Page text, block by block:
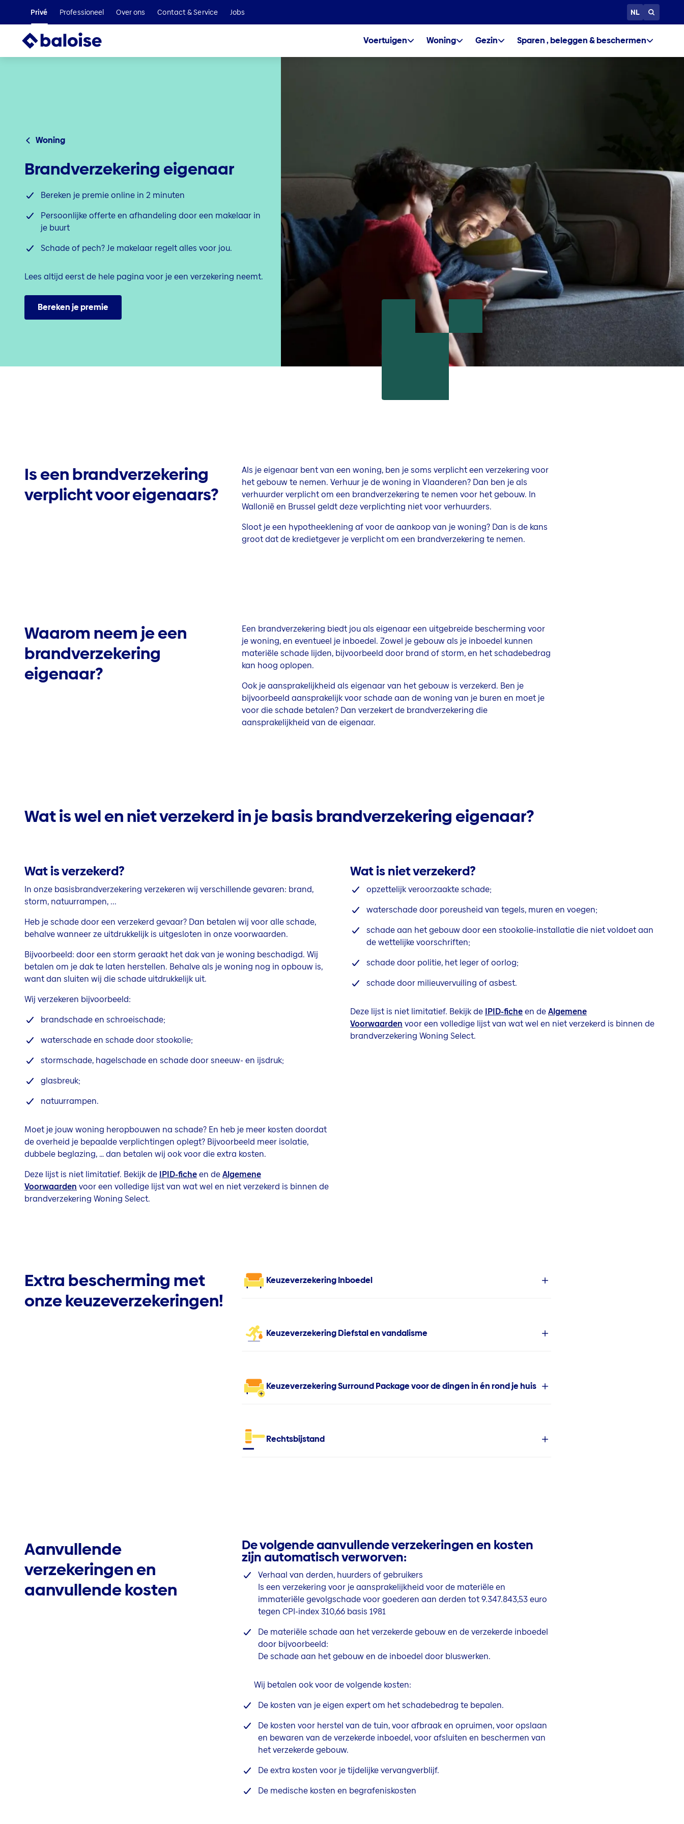
Privé Professioneel Over ons Contact & Service Jobs NL
Voertuigen Woning Gezin Sparen , beleggen & beschermen
Woning
Brandverzekering eigenaar
Bereken je premie online in 2 minuten
Persoonlijke offerte en afhandeling door een makelaar in
je buurt
Schade of pech? Je makelaar regelt alles voor jou.
Lees altijd eerst de hele pagina voor je een verzekering neemt.
Bereken je premie
Is een brandverzekering
verplicht voor eigenaars?
Als je eigenaar bent van een woning, ben je soms verplicht een verzekering voor
het gebouw te nemen. Verhuur je de woning in Vlaanderen? Dan ben je als
verhuurder verplicht om een brandverzekering te nemen voor het gebouw. In
Wallonië en Brussel geldt deze verplichting niet voor verhuurders.
Sloot je een hypotheeklening af voor de aankoop van je woning? Dan is de kans
groot dat de kredietgever je verplicht om een brandverzekering te nemen.
Waarom neem je een
brandverzekering
eigenaar?
Een brandverzekering biedt jou als eigenaar een uitgebreide bescherming voor
je woning, en eventueel je inboedel. Zowel je gebouw als je inboedel kunnen
materiële schade lijden, bijvoorbeeld door brand of storm, en het schadebedrag
kan hoog oplopen.
Ook je aansprakelijkheid als eigenaar van het gebouw is verzekerd. Ben je
bijvoorbeeld aansprakelijk voor schade aan de woning van je buren en moet je
voor die schade betalen? Dan verzekert de brandverzekering die
aansprakelijkheid van de eigenaar.
Wat is wel en niet verzekerd in je basis brandverzekering eigenaar?
Wat is verzekerd?
In onze basisbrandverzekering verzekeren wij verschillende gevaren: brand,
storm, natuurrampen, ...
Heb je schade door een verzekerd gevaar? Dan betalen wij voor alle schade,
behalve wanneer ze uitdrukkelijk is uitgesloten in onze voorwaarden.
Bijvoorbeeld: door een storm geraakt het dak van je woning beschadigd. Wij
betalen om je dak te laten herstellen. Behalve als je woning nog in opbouw is,
want dan sluiten wij die schade uitdrukkelijk uit.
Wij verzekeren bijvoorbeeld:
brandschade en schroeischade;
waterschade en schade door stookolie;
stormschade, hagelschade en schade door sneeuw- en ijsdruk;
glasbreuk;
natuurrampen.
Moet je jouw woning heropbouwen na schade? En heb je meer kosten doordat
de overheid je bepaalde verplichtingen oplegt? Bijvoorbeeld meer isolatie,
dubbele beglazing, … dan betalen wij ook voor die extra kosten.
Deze lijst is niet limitatief. Bekijk de IPID-ficheen deAlgemene
Voorwaarden voor een volledige lijst van wat wel en niet verzekerd is binnen de
brandverzekering Woning Select.
Wat is niet verzekerd?
opzettelijk veroorzaakte schade;
waterschade door poreusheid van tegels, muren en voegen;
schade aan het gebouw door een stookolie-installatie die niet voldoet aan
de wettelijke voorschriften;
schade door politie, het leger of oorlog;
schade door milieuvervuiling of asbest.
Deze lijst is niet limitatief. Bekijk de IPID-ficheen deAlgemene
Voorwaarden voor een volledige lijst van wat wel en niet verzekerd is binnen de
brandverzekering Woning Select.
Extra bescherming met
onze keuzeverzekeringen!
Keuzeverzekering Inboedel
Keuzeverzekering Diefstal en vandalisme
Keuzeverzekering Surround Package voor de dingen in én rond je huis
Rechtsbijstand
Aanvullende
verzekeringen en
aanvullende kosten
De volgende aanvullende verzekeringen en kosten
zijn automatisch verworven:
Verhaal van derden, huurders of gebruikers
Is een verzekering voor je aansprakelijkheid voor de materiële en
immateriële gevolgschade voor goederen aan derden tot 9.347.843,53 euro
tegen CPI-index 310,66 basis 1981
De materiële schade aan het verzekerde gebouw en de verzekerde inboedel
door bijvoorbeeld:
De schade aan het gebouw en de inboedel door bluswerken.
Wij betalen ook voor de volgende kosten:
De kosten van je eigen expert om het schadebedrag te bepalen.
De kosten voor herstel van de tuin, voor afbraak en opruimen, voor opslaan
en bewaren van de verzekerde inboedel, voor afsluiten en beschermen van
het verzekerde gebouw.
De extra kosten voor je tijdelijke vervangverblijf.
De medische kosten en begrafeniskosten